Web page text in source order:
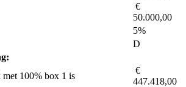
€
50.000,00
5%
D
100% box 1 is
€
447.418,00